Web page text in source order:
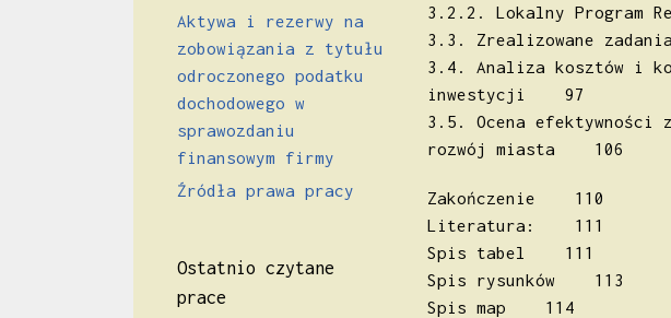
3.2.2. Lokalny
3.3. Zrealizowane
3.4. Analiza kosztów i
inwestycji 97
3.5. Ocena efektywności
rozwój miasta 106
Zakończenie 110
Literatura: 111
Spis tabel 111
Spis rysunków 113
Spis map 114
Aktywa i rezerwy na
zobowiązania z tytułu
odroczonego podatku
dochodowego w
sprawozdaniu
finansowym firmy
Źródła prawa pracy
Ostatnio czytane
prace